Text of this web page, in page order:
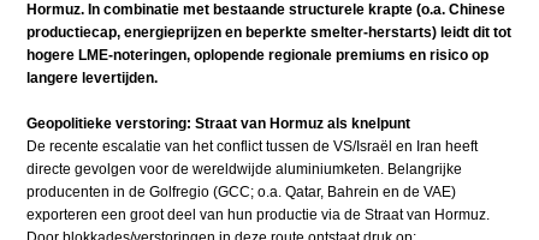
Hormuz. In combinatie met bestaande structurele krapte (o.a. Chinese
productiecap, energieprijzen en beperkte smelter-herstarts) leidt dit tot
hogere LME-noteringen, oplopende regionale premiums en risico op
langere levertijden.
Geopolitieke verstoring: Straat van Hormuz als knelpunt
De recente escalatie van het conflict tussen de VS/Israël en Iran heeft
directe gevolgen voor de wereldwijde aluminiumketen. Belangrijke
producenten in de Golfregio (GCC; o.a. Qatar, Bahrein en de VAE)
exporteren een groot deel van hun productie via de Straat van Hormuz.